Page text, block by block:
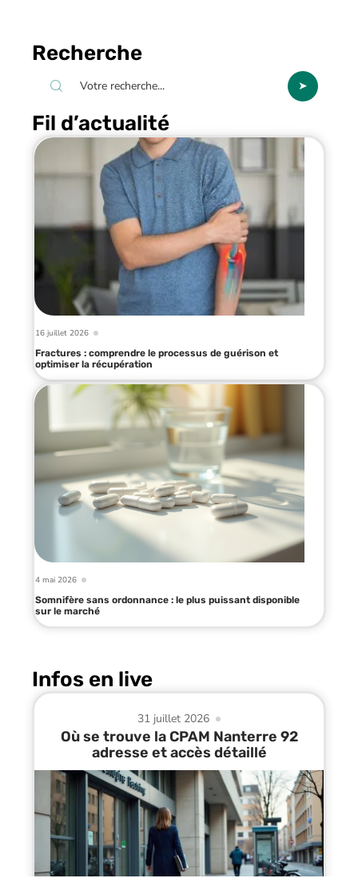
Recherche
Fil d’actualité
16 juillet 2026
Fractures : comprendre le processus de guérison et
optimiser la récupération
4 mai 2026
Somnifère sans ordonnance : le plus puissant disponible
sur le marché
Infos en live
31 juillet 2026
Où se trouve la CPAM Nanterre 92
adresse et accès détaillé